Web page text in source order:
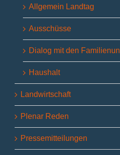
Allgemein Landtag
Ausschüsse
Dialog mit den
Haushalt
Landwirtschaft
Plenar Reden
Pressemitteilungen